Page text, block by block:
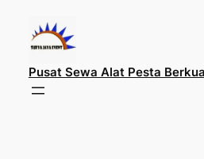
konten
Pusat Sewa Alat Pesta